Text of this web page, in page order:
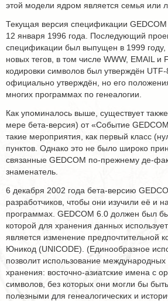
этой модели ядром является семья или
Текущая версия спецификации
12 января 1996 года. Последующий
спецификации был выпущен в 1999 году,
новых тегов, в том числе WWW, EMAIL и
кодировки символов был утверждён
официально утверждён, но его
многих программах по генеалогии.
Как упоминалось выше, существует
мере бета-версия) от «Событие
такие мероприятия, как первый класс
пунктов. Однако это не было широко
связанные GEDCOM по-прежнему де-
знаменатель.
6 декабря 2002 года бета-версию
разработчиков, чтобы они изучили её и
программах. GEDCOM 6.0 должен был
которой для хранения данных
является изменение предпочтительной
Юникод (UNICODE). (Единообразное
позволит использование
хранения: восточно-азиатские имена с
символов, без которых они могли бы
полезными для генеалогических и